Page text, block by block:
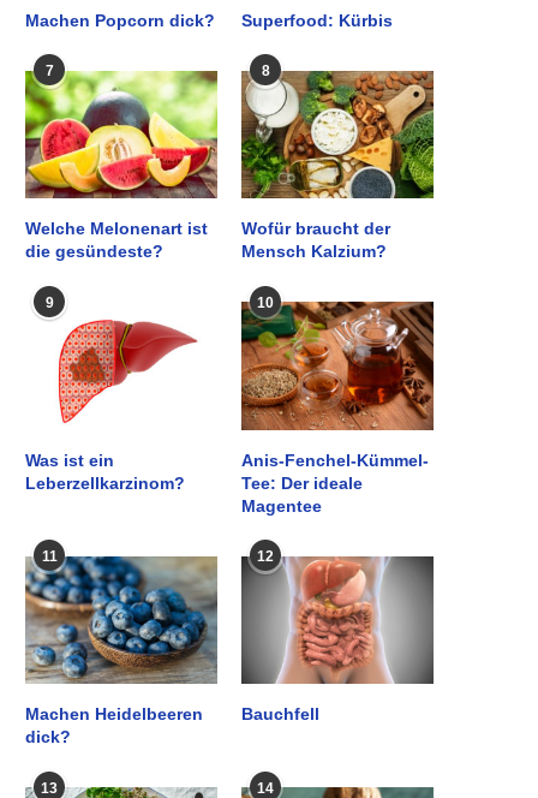
Machen Popcorn dick? Superfood: Kürbis
7
Welche Melonenart ist
die gesündeste?
8
Wofür braucht der
Mensch Kalzium?
9
Was ist ein
Leberzellkarzinom?
10
Anis-Fenchel-Kümmel-
Tee: Der ideale
Magentee
11
Machen Heidelbeeren
dick?
12
Bauchfell
13 14